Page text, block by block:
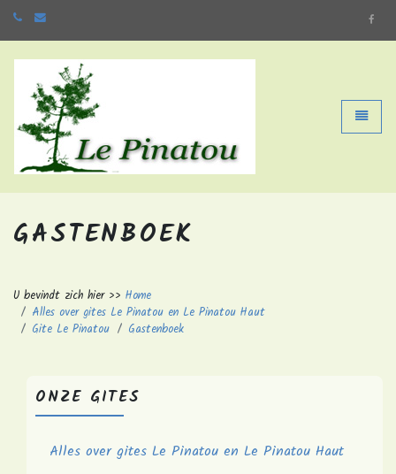
GASTENBOEK
U bevindt zich hier >> Home
Alles over gites Le Pinatou en Le Pinatou Haut
Gite Le Pinatou
Gastenboek
ONZE GITES
Alles over gites Le Pinatou en Le Pinatou Haut